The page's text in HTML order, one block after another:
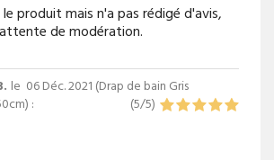
produit mais n'a pas rédigé d'avis,
de modération.
le 06 Déc. 2021 (Drap de bain Gris
) : (5/5)